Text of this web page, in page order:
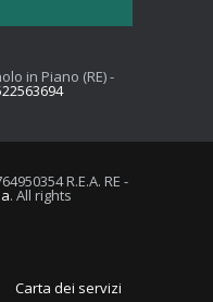
in Piano (RE) -
R.E.A. RE -
. All rights
Carta dei servizi